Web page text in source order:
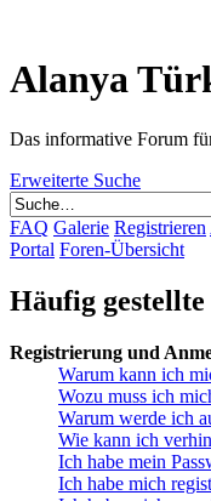
Alanya
Das informative Forum
Erweiterte Suche
FAQ Galerie Registrieren
Portal Foren-Übersicht
Häufig
Registrierung und
Warum kann ich
Wozu muss ich
Warum werde ich
Wie kann ich
Ich habe mein
Ich habe mich